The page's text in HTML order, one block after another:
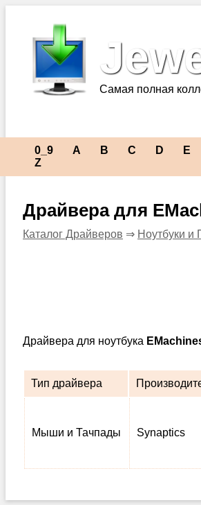
Самая полная
0_9 A B C D E
Z
Драйвера для
Каталог Драйверов ⇒ Ноутбуки и
Драйвера для ноутбука
Тип драйвера
Мыши и Тачпады Synaptics